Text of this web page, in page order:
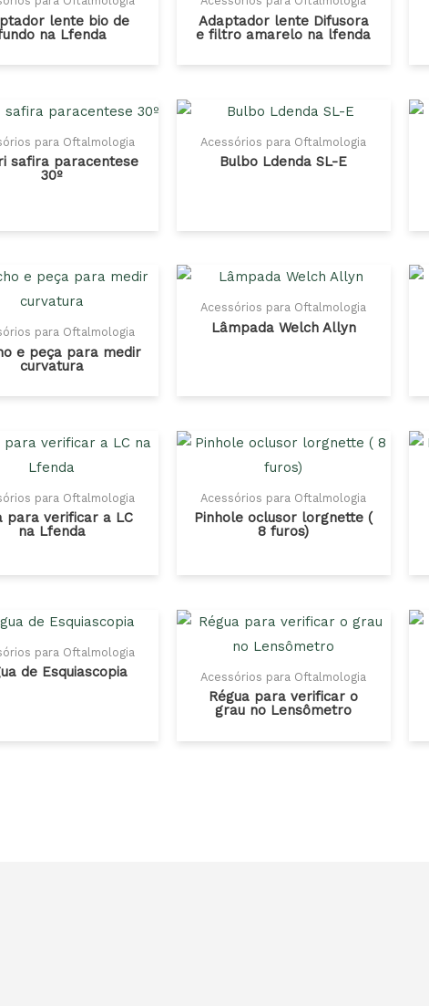
lente bio de
na Lfenda
Adaptador lente Difusora
e filtro amarelo na lfenda
para Oftalmologia
safira paracentese
30º
Acessórios para Oftalmologia
Bulbo Ldenda SL-E
para Oftalmologia
e peça para medir
curvatura
Acessórios para Oftalmologia
Lâmpada Welch Allyn
para Oftalmologia
para verificar a LC
na Lfenda
Acessórios para Oftalmologia
Pinhole oclusor lorgnette (
8 furos)
para Oftalmologia
de Esquiascopia Acessórios para Oftalmologia
Régua para verificar o
grau no Lensômetro